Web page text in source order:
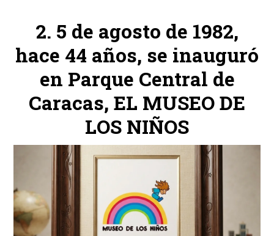
5 de agosto de 1982,
hace 44 años, se inauguró
en Parque Central de
Caracas, EL MUSEO DE
LOS NIÑOS